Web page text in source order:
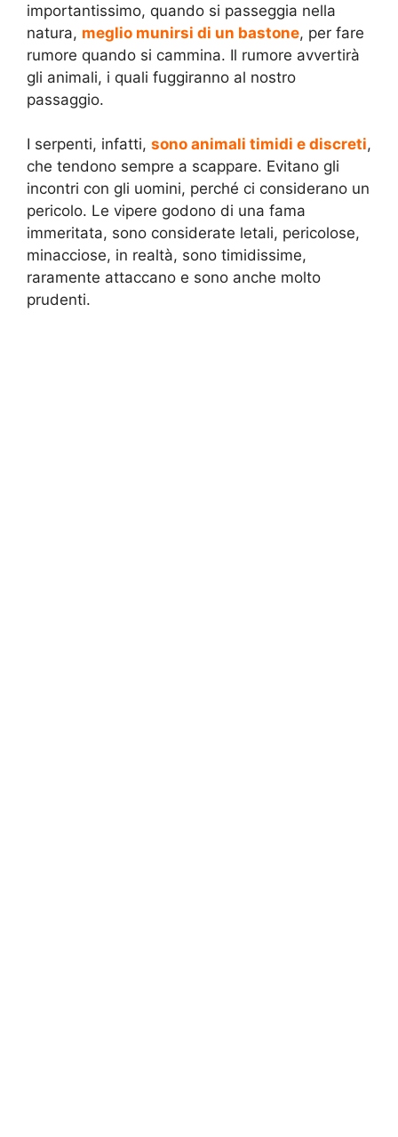
importantissimo, quando si passeggia nella
natura, meglio munirsi di un bastone, per fare
rumore quando si cammina. Il rumore avvertirà
gli animali, i quali fuggiranno al nostro
passaggio.
I serpenti, infatti, sono animali timidi e discreti,
che tendono sempre a scappare. Evitano gli
incontri con gli uomini, perché ci considerano un
pericolo. Le vipere godono di una fama
immeritata, sono considerate letali, pericolose,
minacciose, in realtà, sono timidissime,
raramente attaccano e sono anche molto
prudenti.